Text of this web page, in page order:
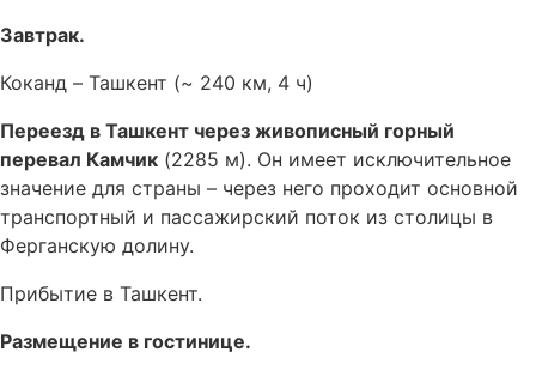
Завтрак.
Коканд – Ташкент (~ 240 км, 4 ч)
Переезд в Ташкент через живописный горный
перевал Камчик (2285 м). Он имеет исключительное
значение для страны – через него проходит основной
транспортный и пассажирский поток из столицы в
Ферганскую долину.
Прибытие в Ташкент.
Размещение в гостинице.